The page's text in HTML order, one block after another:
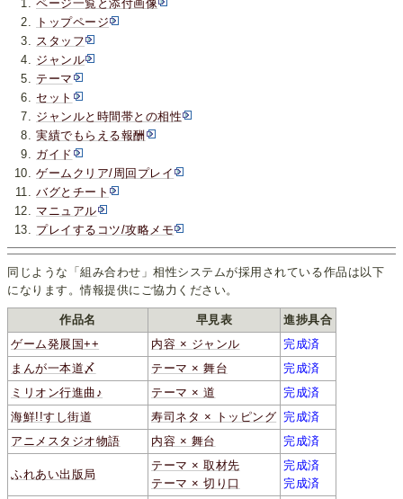
ページ一覧と添付画像
トップページ
スタッフ
ジャンル
テーマ
セット
ジャンルと時間帯との相性
実績でもらえる報酬
ガイド
ゲームクリア/周回プレイ
バグとチート
マニュアル
プレイするコツ/攻略メモ
同じような「組み合わせ」相性システムが採用されている作品は以下
になります。情報提供にご協力ください。
作品名 早見表
進捗具合
ゲーム発展国++
内容 × ジャンル
完成済
まんが一本道〆
テーマ × 舞台
完成済
ミリオン行進曲♪
テーマ × 道
完成済
海鮮!!すし街道
寿司ネタ × トッピング 完成済
アニメスタジオ物語
内容 × 舞台 完成済
ふれあい出版局
テーマ × 取材先
テーマ × 切り口
完成済
完成済